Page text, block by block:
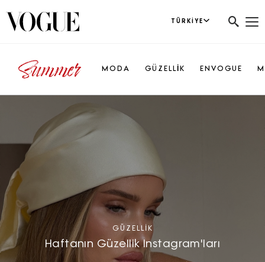
TÜRKIYE
MODA GÜZELLİK ENVOGUE
GÜZELLIK
Haftanın Güzellik Instagram'ları